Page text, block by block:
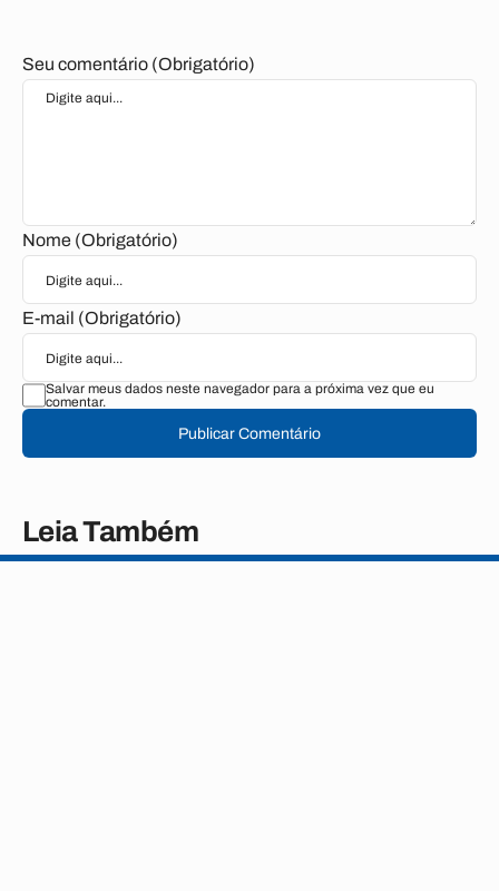
Seu comentário (Obrigatório)
Nome (Obrigatório)
E-mail (Obrigatório)
Salvar meus dados neste navegador para a próxima vez que eu
comentar.
Publicar Comentário
Leia Também